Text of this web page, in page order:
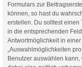
Formulars zur
können, so hast du
erstellen. Du solltest einen
in die entsprechenden
Antwortmöglichkeit in
„Auswahlmöglichkeiten
Benutzer auswählen